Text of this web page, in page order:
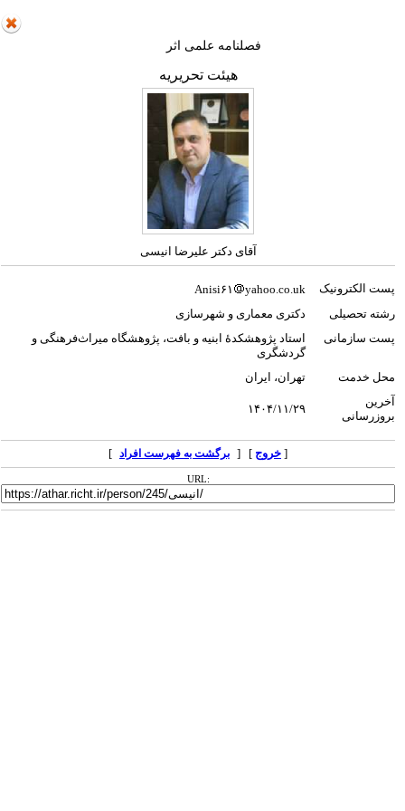
فصلنامه علمی اثر
هیئت تحریریه
آقای دکتر علیرضا انیسی
پست الکترونیک Anisi۶۱
yahoo.co.uk
رشته تحصیلی
دکتری معماری و شهرسازی
پست سازمانی
استاد پژوهشکدۀ ابنیه و بافت، پژوهشگاه میراث‌فرهنگی و
گردشگری
محل خدمت
تهران، ایران
آخرین
بروزرسانی
۱۴۰۴/۱۱/۲۹
خروج] [ برگشت به فهرست افراد ]
URL: